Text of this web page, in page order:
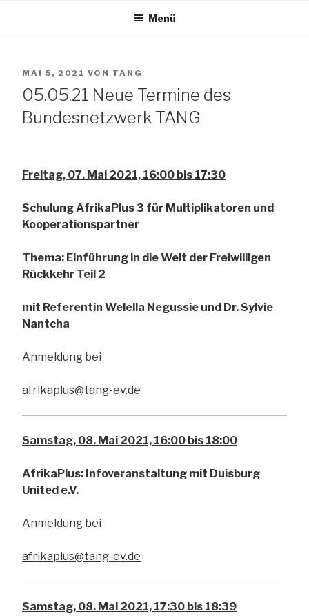
The African Network of Germany
Menü
VERÖFFENTLICHT
AM
MAI 5, 2021 VON TANG
05.05.21 Neue Termine des
Bundesnetzwerk TANG
Freitag, 07. Mai 2021, 16:00 bis 17:30
Schulung AfrikaPlus 3 für Multiplikatoren und
Kooperationspartner
Thema: Einführung in die Welt der Freiwilligen
Rückkehr Teil 2
mit Referentin Welella Negussie und Dr. Sylvie
Nantcha
Anmeldung bei
afrikaplus@tang-ev.de
Samstag, 08. Mai 2021, 16:00 bis 18:00
AfrikaPlus: Infoveranstaltung mit Duisburg
United e.V.
Anmeldung bei
afrikaplus@tang-ev.de
Samstag, 08. Mai 2021, 17:30 bis 18:39